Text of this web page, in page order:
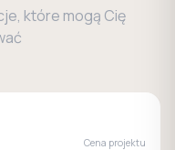
które mogą Cię
Cena projektu